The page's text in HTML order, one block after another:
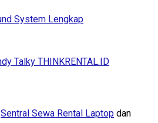
Sentral Sewa Rental Laptop dan